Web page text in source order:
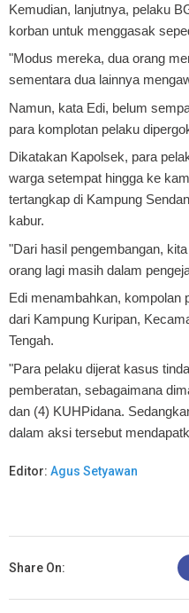
Kemudian, lanjutnya, pelaku
korban untuk menggasak
"Modus mereka, dua orang
sementara dua lainnya
Namun, kata Edi, belum
para komplotan pelaku
Dikatakan Kapolsek, para
warga setempat hingga ke
tertangkap di Kampung
kabur.
"Dari hasil pengembangan,
orang lagi masih dalam
Edi menambahkan, kompolan
dari Kampung Kuripan,
Tengah.
"Para pelaku dijerat kasus
pemberatan, sebagaimana
dan (4) KUHPidana.
dalam aksi tersebut
Editor: Agus Setyawan
Share On: